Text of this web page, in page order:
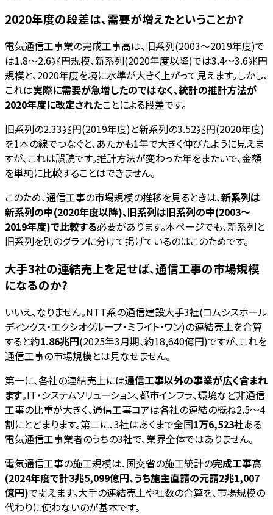
2020年度の段差は、需要が増えたということか?
電気通信工事業の完成工事高は、旧系列(2003〜2019年度)で
は1.8〜2.6兆円規模、新系列(2020年度以降)では3.4〜3.6兆円
規模と、2020年度を境に水準が大きく上がって見えます。しかし、
これは実際に需要が急増したのではなく、統計の推計方法が
2020年度に改定されたことによる段差です。
旧系列の2.33兆円(2019年度)と新系列の3.52兆円(2020年度)
を1本の線でつなぐと、あたかも1年で大きく伸びたように見えま
すが、これは誤読です。推計方法が変わった年をまたいで、金額
を単純に比較することはできません。
このため、通信工事の市場規模の推移を見るときは、新系列は
新系列の中(2020年度以降)、旧系列は旧系列の中(2003〜
2019年度)で比較する必要があります。本ページでも、新系列と
旧系列を別のグラフに分けて掲げているのはこのためです。
大手3社の連結売上を足せば、通信工事の市場規模
になるのか?
いいえ、なりません。NTT系の通信建設大手3社(コムシスホール
ディングス・エクシオグループ・ミライト・ワン)の連結売上を合算
すると約1.86兆円(2025年3月期、約18,640億円)ですが、これを
通信工事の市場規模とは見なせません。
第一に、各社の連結売上には通信工事以外の事業が広く含まれ
ます。IT・システムソリューション、都市インフラ、環境など非通信
工事の比重が大きく、通信工事コアは各社の連結の概ね2.5〜4
割にとどまります。第二に、3社はあくまで全国1万6,523社ある
電気通信工事業者のうちの3社で、業界全体ではありません。
電気通信工事の施工規模は、国交省の施工統計の完成工事高
(2024年度で計3兆5,099億円、うち施主直請の元請2兆1,007
億円)で捉えます。大手の連結売上や社数の合算を、市場規模の
代わりに使わないのが基本です。